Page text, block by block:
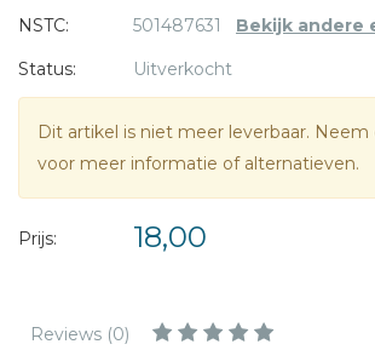
NSTC:
501487631 Bekijk andere
Status:
Uitverkocht
Dit artikel is niet meer leverbaar.
voor meer informatie of alternatieven.
Prijs: 18,00
Reviews (0)